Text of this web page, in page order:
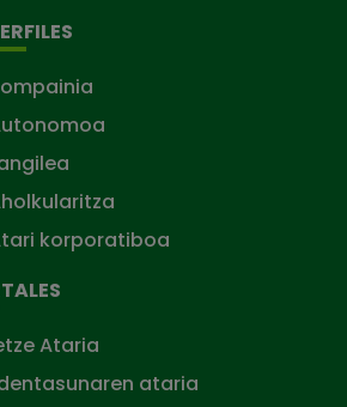
korporatiboa
Ataria
ataria